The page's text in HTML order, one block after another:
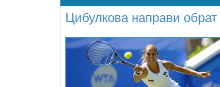
Цибулкова направи